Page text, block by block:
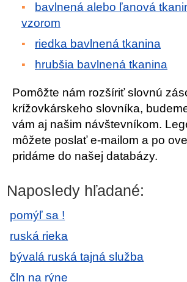
bavlnená alebo ľanová
vzorom
riedka bavlnená tkanina
hrubšia bavlnená tkanina
Pomôžte nám rozšíriť slovnú
krížovkárskeho slovníka,
vám aj našim návštevníkom.
môžete poslať e-mailom a po
pridáme do našej databázy.
Naposledy hľadané:
pomýľ sa !
ruská rieka
bývalá ruská tajná služba
čln na rýne